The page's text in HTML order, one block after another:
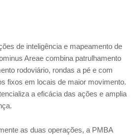
de inteligência e mapeamento de
Areae combina patrulhamento
rodoviário, rondas a pé e com
fixos em locais de maior movimento.
a eficácia das ações e amplia
as duas operações, a PMBA